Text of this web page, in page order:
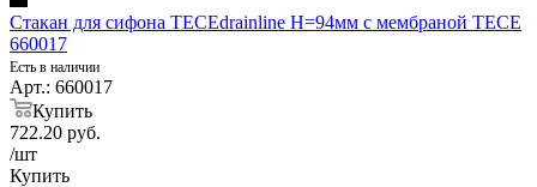
Стакан для сифона TECEdrainline H=94мм с мембраной TECE
660017
Есть в наличии
Арт.: 660017
Купить
722.20 руб.
/шт
Купить